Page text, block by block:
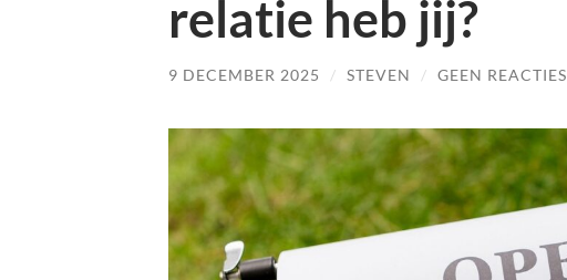
relatie heb jij?
9 DECEMBER 2025 / STEVEN / GEEN REACTIES